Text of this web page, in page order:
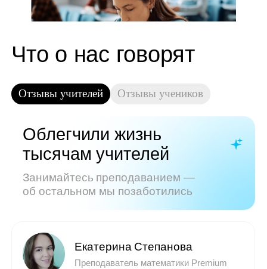
Показать все отзывы
Часто задаваемые
вопросы